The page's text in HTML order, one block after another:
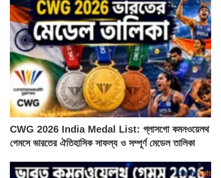
CWG 2026 India Medal List: গ্লাসগো কমনওয়েলথ
গেমসে ভারতের ঐতিহাসিক সাফল্য ও সম্পূর্ণ মেডেল তালিকা